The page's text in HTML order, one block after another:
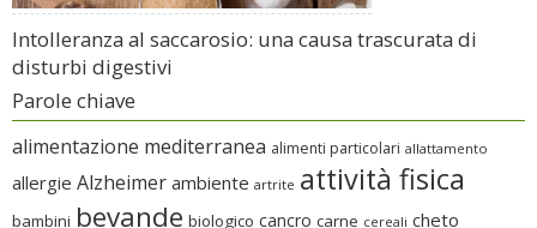
Intolleranza al saccarosio: una causa trascurata di
disturbi digestivi
Parole chiave
alimentazione mediterranea alimenti particolari allattamento
allergie Alzheimer ambiente artrite attività fisica
bambini bevande biologico cancro carne cereali cheto